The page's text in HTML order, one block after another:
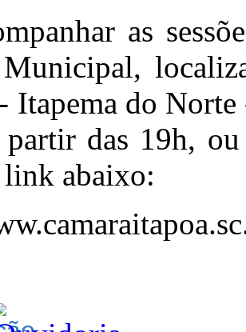
as
Municipal,
Itapema do
das 19h,
abaixo: